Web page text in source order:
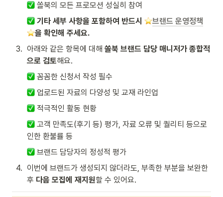
쏠북의 모든 프로모션 성실히 참여
기타 세부 사항을 포함하여 반드시
브랜드 운영정책
을 확인해 주세요.
3. 아래와 같은 항목에 대해 쏠북 브랜드 담당 매니저가 종합적
으로 검토해요.
꼼꼼한 신청서 작성 필수
업로드된 자료의 다양성 및 교재 라인업
적극적인 활동 현황
고객 만족도(후기 등) 평가, 자료 오류 및 퀄리티 등으로
인한 환불률 등
브랜드 담당자의 정성적 평가
4. 이번에 브랜드가 생성되지 않더라도, 부족한 부분을 보완한
후 다음 모집에 재지원할 수 있어요.